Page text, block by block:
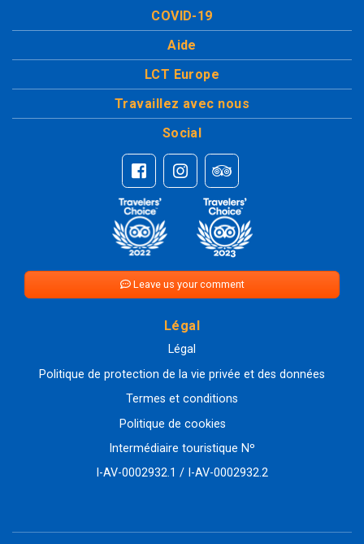
COVID-19
Aide
LCT Europe
Légal
Légal
Politique de protection de la vie privée et des données
Termes et conditions
Politique de cookies
Intermédiaire touristique Nº
I-AV-0002932.1 / I-AV-0002932.2
Travaillez avec nous
Social
Leave us your comment